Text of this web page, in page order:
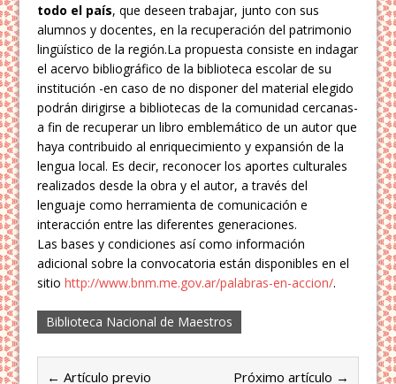
todo el país, que deseen trabajar, junto con sus
alumnos y docentes, en la recuperación del patrimonio
lingüístico de la región.La propuesta consiste en indagar
el acervo bibliográfico de la biblioteca escolar de su
institución -en caso de no disponer del material elegido
podrán dirigirse a bibliotecas de la comunidad cercanas-
a fin de recuperar un libro emblemático de un autor que
haya contribuido al enriquecimiento y expansión de la
lengua local. Es decir, reconocer los aportes culturales
realizados desde la obra y el autor, a través del
lenguaje como herramienta de comunicación e
interacción entre las diferentes generaciones.
Las bases y condiciones así como información
adicional sobre la convocatoria están disponibles en el
sitiohttp://www.bnm.me.gov.ar/palabras-en-accion/.
Biblioteca Nacional de Maestros
← Artículo previo Próximo artículo →